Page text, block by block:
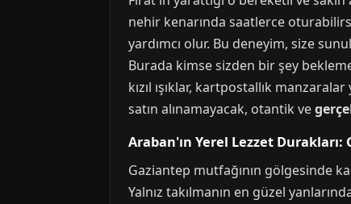
nehir kenarında saatlerce
yardımcı olur. Bu deneyim, size
Burada kimse sizden bir şey
kızıl ışıklar, kartpostallık
satın alınamayacak, otantik ve
Araban'ın Yerel Lezzet Durakları:
Gaziantep mutfağının gölgesinde
Yalnız takılmanın en güzel